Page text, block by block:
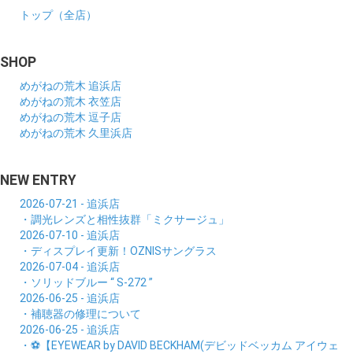
トップ（全店）
SHOP
めがねの荒木 追浜店
めがねの荒木 衣笠店
めがねの荒木 逗子店
めがねの荒木 久里浜店
NEW ENTRY
2026-07-21 - 追浜店
・調光レンズと相性抜群「ミクサージュ」
2026-07-10 - 追浜店
・ディスプレイ更新！OZNISサングラス
2026-07-04 - 追浜店
・ソリッドブルー “ S-272 ”
2026-06-25 - 追浜店
・補聴器の修理について
2026-06-25 - 追浜店
・⚽【EYEWEAR by DAVID BECKHAM(デビッドベッカム アイウェ